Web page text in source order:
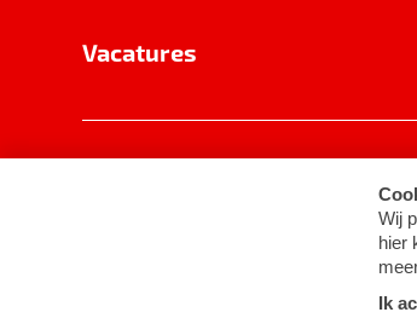
Vacatures
Cookie-instellingen